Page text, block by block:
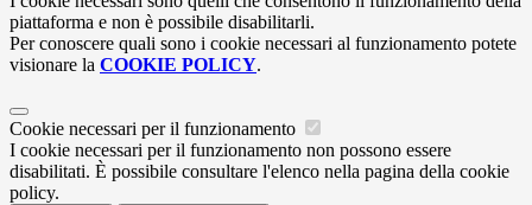
piattaforma e non è possibile disabilitarli.
Per conoscere quali sono i cookie necessari al funzionamento potete
visionare la COOKIE POLICY.
Cookie necessari per il funzionamento
I cookie necessari per il funzionamento non possono essere
disabilitati. È possibile consultare l'elenco nella pagina della cookie
policy.